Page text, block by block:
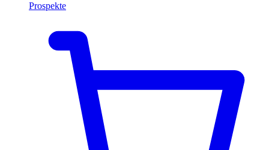
Prospekte